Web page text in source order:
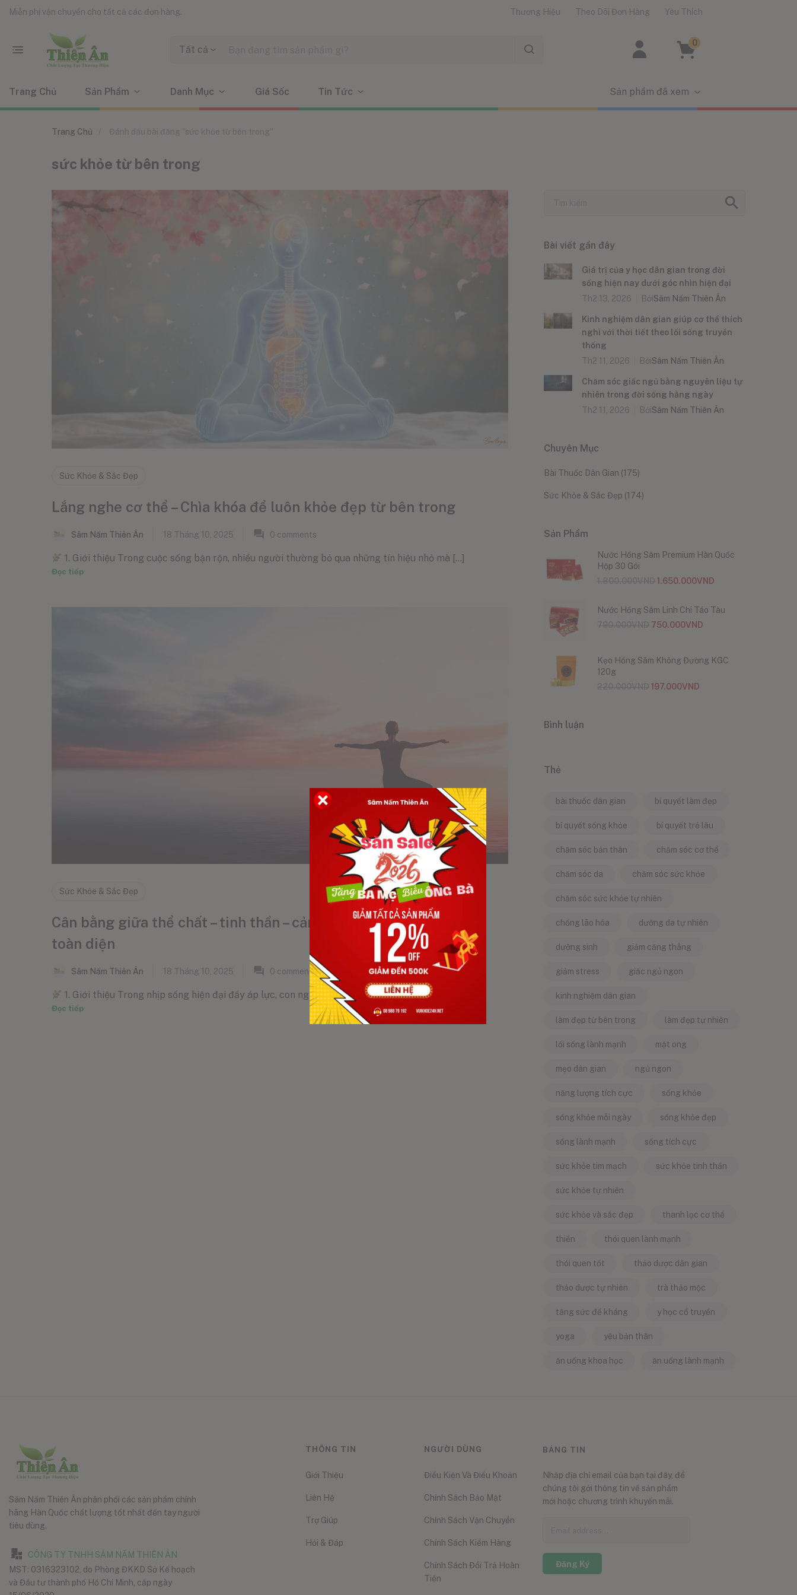
Miễn phí vận chuyển cho tất cả các đơn hàng. Thương Hiệu Theo Dõi Đơn Hàng Yêu Thích
Tất cả
0
Trang Chủ Sản Phẩm Danh Mục Giá Sốc Tin Tức Sản phẩm đã xem
Trang Chủ
sức khỏe từ bên trong
Sức Khỏe & Sắc Đẹp
Lắng nghe cơ thể – Chìa khóa để luôn khỏe đẹp từ bên trong
Sâm Nấm Thiên Ân 18 Tháng 10, 2025 0 comments
1. Giới thiệu Trong cuộc sống bận rộn, nhiều người thường bỏ qua những tín hiệu nhỏ mà [...]
Đọc tiếp
Sức Khỏe & Sắc Đẹp
Cân bằng giữa thể chất – tinh thần – cảm xúc Bí quyết sống khỏe
toàn diện
Sâm Nấm Thiên Ân 18 Tháng 10, 2025 0 comments
1. Giới thiệu Trong nhịp sống hiện đại đầy áp lực, con người không chỉ cần sức khỏe [...]
Đọc tiếp
Bài viết gần đây
Giá trị của y học dân gian trong đời
sống hiện nay dưới góc nhìn hiện đại
Th2 13, 2026
BởiSâm Nấm Thiên Ân
Kinh nghiệm dân gian giúp cơ thể thích
nghi với thời tiết theo lối sống truyền
thống
Th2 11, 2026
BởiSâm Nấm Thiên Ân
Chăm sóc giấc ngủ bằng nguyên liệu tự
nhiên trong đời sống hằng ngày
Th2 11, 2026
BởiSâm Nấm Thiên Ân
Chuyên Mục
Bài Thuốc Dân Gian (175)
Sức Khỏe & Sắc Đẹp (174)
Sản Phẩm
Nước Hồng Sâm Premium Hàn Quốc
Hộp 30 Gói
1.650.000VND
Nước Hồng Sâm Linh Chi Táo Tàu
750.000VND
Kẹo Hồng Sâm Không Đường KGC
120g
197.000VND
Bình luận
Thẻ
bài thuốc dân gian bí quyết làm đẹp
bí quyết sống khỏe bí quyết trẻ lâu
chăm sóc bản thân chăm sóc cơ thể
chăm sóc da chăm sóc sức khỏe
chăm sóc sức khỏe tự nhiên
chống lão hóa dưỡng da tự nhiên
dưỡng sinh giảm căng thẳng
giảm stress giấc ngủ ngon
kinh nghiệm dân gian
làm đẹp từ bên trong làm đẹp tự nhiên
lối sống lành mạnh mật ong
mẹo dân gian ngủ ngon
năng lượng tích cực sống khỏe
sống khỏe mỗi ngày sống khỏe đẹp
sống lành mạnh sống tích cực
sức khỏe tim mạch sức khỏe tinh thần
sức khỏe tự nhiên
sức khỏe và sắc đẹp thanh lọc cơ thể
thiền thói quen lành mạnh
thói quen tốt thảo dược dân gian
thảo dược tự nhiên trà thảo mộc
tăng sức đề kháng y học cổ truyền
yoga yêu bản thân
ăn uống khoa học ăn uống lành mạnh
Sâm Nấm Thiên Ân phân phối các sản phẩm chính
hãng Hàn Quốc chất lượng tốt nhất đến tay người
tiêu dùng.
CÔNG TY TNHH SÂM NẤM THIÊN ÂN
MST: 0316323102, do Phòng ĐKKD Sở Kế hoạch
và Đầu tư thành phố Hồ Chí Minh, cấp ngày
THÔNG TIN
Giới Thiệu
Liên Hệ
Trợ Giúp
Hỏi & Đáp
NGƯỜI DÙNG
Điều Kiện Và Điều Khoản
Chính Sách Bảo Mật
Chính Sách Vận Chuyển
Chính Sách Kiểm Hàng
Chính Sách Đổi Trả Hoàn
Tiền
BẢNG TIN
Nhập địa chỉ email của bạn tại đây, để
chúng tôi gởi thông tin về sản phẩm
mới hoặc chương trình khuyến mãi.
Đăng Ký